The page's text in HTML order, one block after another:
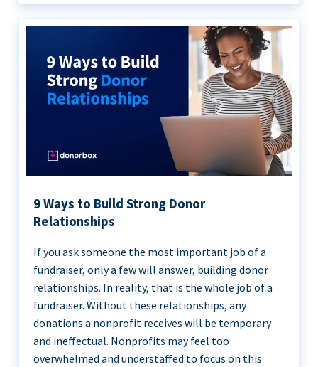
9 Ways to Build Strong Donor
Relationships
If you ask someone the most important job of a
fundraiser, only a few will answer, building donor
relationships. In reality, that is the whole job of a
fundraiser. Without these relationships, any
donations a nonprofit receives will be temporary
and ineffectual. Nonprofits may feel too
overwhelmed and understaffed to focus on this